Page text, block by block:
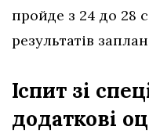
пройде з 24 до 28
результатів
Іспит зі
додаткові